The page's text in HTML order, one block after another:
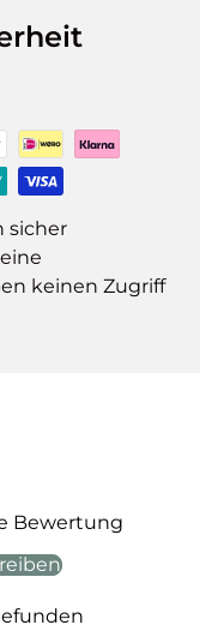
sicher
keinen Zugriff
Bewertung